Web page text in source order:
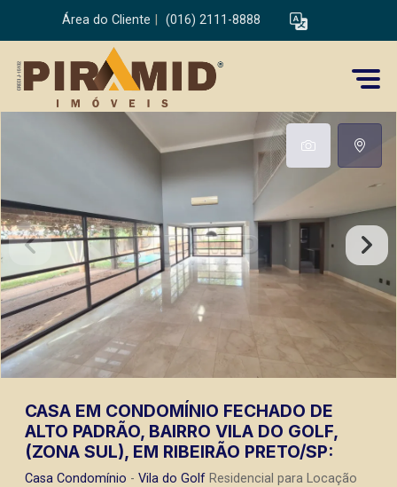
Área do Cliente (016) 2111-8888
CASA EM CONDOMÍNIO FECHADO DE
ALTO PADRÃO, BAIRRO VILA DO GOLF,
(ZONA SUL), EM RIBEIRÃO PRETO/SP:
Casa Condomínio - Vila do Golf Residencial para Locação